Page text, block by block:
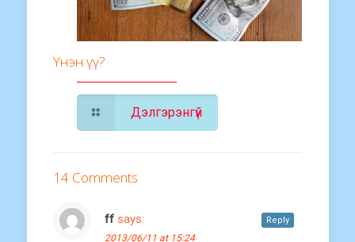
Үнэн үү?
Дэлгэрэнгүй
14 Comments
ff says:
2013/06/11 at 15:24
Reply